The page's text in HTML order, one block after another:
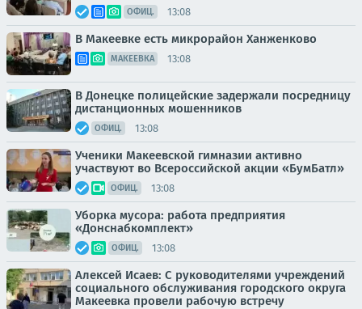
ОФИЦ. 13:08
В Макеевке есть микрорайон Ханженково
МАКЕЕВКА 13:08
В Донецке полицейские задержали посредницу
дистанционных мошенников
ОФИЦ. 13:08
Ученики Макеевской гимназии активно
участвуют во Всероссийской акции «БумБатл»
ОФИЦ. 13:08
Уборка мусора: работа предприятия
«Донснабкомплект»
ОФИЦ. 13:08
Алексей Исаев: С руководителями учреждений
социального обслуживания городского округа
Макеевка провели рабочую встречу